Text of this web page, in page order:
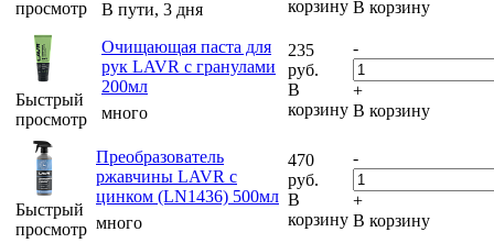
просмотр
В пути, 3 дня
корзину В корзину
Быстрый
просмотр
Очищающая паста для
рук LAVR с гранулами
200мл
много
235
руб.
В
корзину
-
+
В корзину
Быстрый
просмотр
Преобразователь
ржавчины LAVR с
цинком (LN1436) 500мл
много
470
руб.
В
корзину
-
+
В корзину